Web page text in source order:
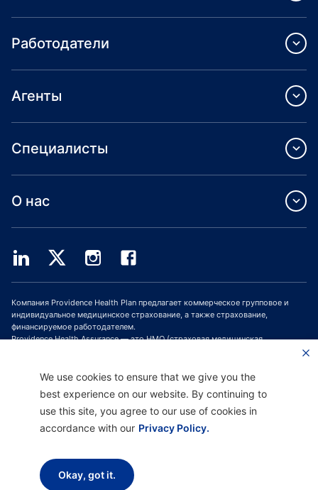
Работодатели
Агенты
Специалисты
О нас
Компания Providence Health Plan предлагает коммерческое групповое и
индивидуальное медицинское страхование, а также страхование,
финансируемое работодателем.
Providence Health Assurance — это HMO (страховая медицинская
Medicare и Oregon Health Plan. Зачисление в программу медицинского
использования и политика конфиденциальности
Авторское право © 2026 Providence Health Plan, Providence Plan Partners и
We use cookies to ensure that we give you the
best experience on our website. By continuing to
use this site, you agree to our use of cookies in
accordance with our Privacy Policy.
Okay, got it.